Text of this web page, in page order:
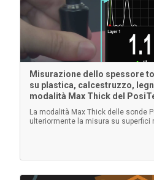
Verifica dell'accuratezza e del
spessimetri per rivestimenti.
per soddisfare i requisiti di
9000 e interni, con una
secondo NIST o PTB.
Per saperne
Misurazione dello spessore
su plastica, calcestruzzo,
modalità Max Thick del
La modalità Max Thick delle sonde
ulteriormente la misura su superfici